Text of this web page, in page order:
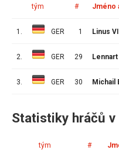
tým # Jméno
1. GER 1 Linus
2. GER 29 Lennart
3. GER 30 Michail
Statistiky hráčů v
tým #